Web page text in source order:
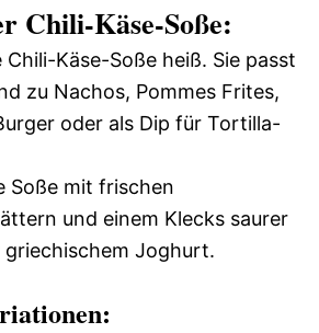
Chili-Käse-Soße:
Chili-Käse-Soße heiß. Sie passt
zu Nachos, Pommes Frites,
oder als Dip für Tortilla-
Soße mit frischen
und einem Klecks saurer
griechischem Joghurt.